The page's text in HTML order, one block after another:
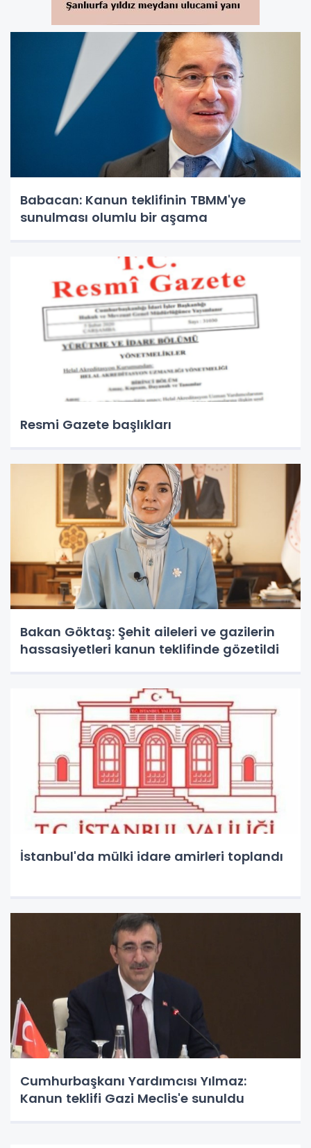
Babacan: Kanun teklifinin TBMM'ye
sunulması olumlu bir aşama
Resmi Gazete başlıkları
Bakan Göktaş: Şehit aileleri ve gazilerin
hassasiyetleri kanun teklifinde gözetildi
İstanbul'da mülki idare amirleri toplandı
Cumhurbaşkanı Yardımcısı Yılmaz:
Kanun teklifi Gazi Meclis'e sunuldu